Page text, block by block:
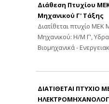
Διάθεση Πτυχίου
Μηχανικού Γ' Τάξης
Διατίθεται πτυχίο
Μηχανικού: Η/Μ Γ',
Βιομηχανικά -
ΔΙΑΤΙΘΕΤΑΙ ΠΤΥΧΙΟ